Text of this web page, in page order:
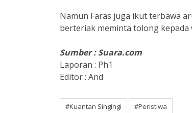
Namun Faras juga ikut terbawa
berteriak meminta tolong kepada
Sumber : Suara.com
Laporan : Ph1
Editor : And
#Kuantan Singingi #Peristiwa